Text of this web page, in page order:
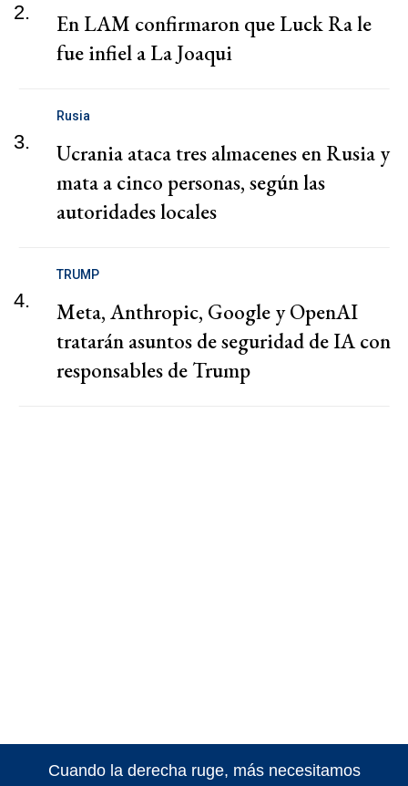
2.
En LAM confirmaron que Luck Ra le
fue infiel a La Joaqui
3.
Rusia
Ucrania ataca tres almacenes en Rusia y
mata a cinco personas, según las
autoridades locales
4.
TRUMP
Meta, Anthropic, Google y OpenAI
tratarán asuntos de seguridad de IA con
responsables de Trump
Cuando la derecha ruge, más necesitamos